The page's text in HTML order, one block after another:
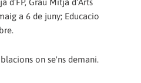
a 6 de juny; Educacio
on se'ns demani.